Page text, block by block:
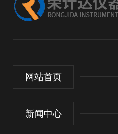
网站首页
新闻中心